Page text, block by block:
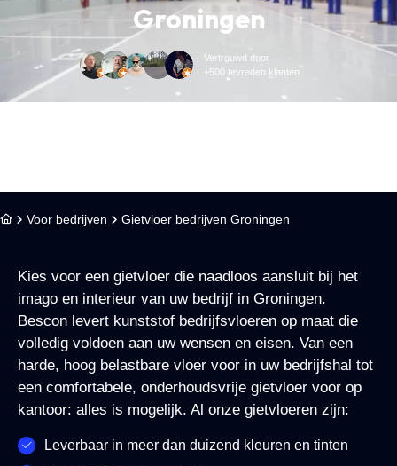
Groningen
Vertrouwd door
+500 tevreden klanten
Voor bedrijven Gietvloer bedrijven Groningen
Kies voor een gietvloer die naadloos aansluit bij het
imago en interieur van uw bedrijf in Groningen.
Bescon levert kunststof bedrijfsvloeren op maat die
volledig voldoen aan uw wensen en eisen. Van een
harde, hoog belastbare vloer voor in uw bedrijfshal tot
een comfortabele, onderhoudsvrije gietvloer voor op
kantoor: alles is mogelijk. Al onze gietvloeren zijn:
Leverbaar in meer dan duizend kleuren en tinten